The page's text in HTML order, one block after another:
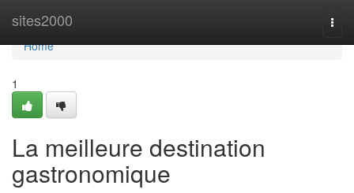
sites2000
Home
Home
1
La meilleure destination
gastronomique